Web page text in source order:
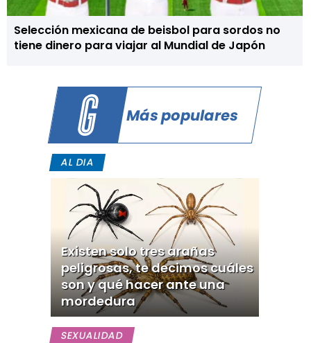
Selección mexicana de beisbol para sordos no
tiene dinero para viajar al Mundial de Japón
Más populares
AL DIA
Existen solo tres arañas
peligrosas, te decimos cuáles
son y qué hacer ante una
mordedura
SEXUALIDAD